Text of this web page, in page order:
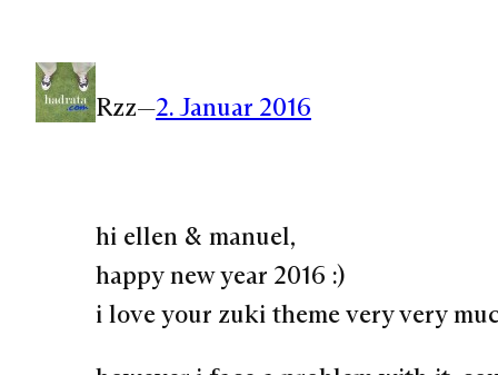
Rzz—2. Januar 2016
hi ellen & manuel,
happy new year 2016 :)
i love your zuki theme very very